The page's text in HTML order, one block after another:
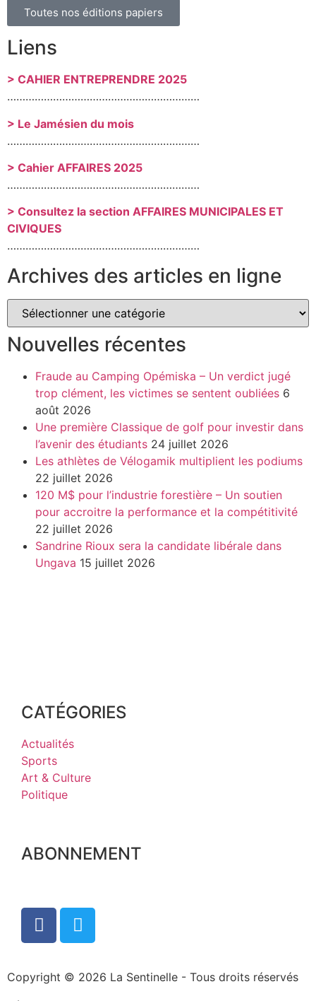
Toutes nos éditions papiers
Liens
> CAHIER ENTREPRENDRE 2025
………………………………………………………
> Le Jamésien du mois
………………………………………………………
> Cahier AFFAIRES 2025
………………………………………………………
> Consultez la section AFFAIRES MUNICIPALES ET
CIVIQUES
………………………………………………………
Archives des articles en ligne
Nouvelles récentes
Fraude au Camping Opémiska – Un verdict jugé
trop clément, les victimes se sentent oubliées 6
août 2026
Une première Classique de golf pour investir dans
l’avenir des étudiants 24 juillet 2026
Les athlètes de Vélogamik multiplient les podiums
22 juillet 2026
120 M$ pour l’industrie forestière – Un soutien
pour accroitre la performance et la compétitivité
22 juillet 2026
Sandrine Rioux sera la candidate libérale dans
Ungava 15 juillet 2026
CATÉGORIES
Actualités
Sports
Art & Culture
Politique
ABONNEMENT
Copyright © 2026 La Sentinelle - Tous droits réservés